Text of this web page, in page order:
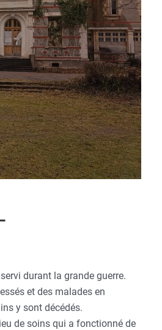
durant la grande guerre.
et des malades en
y sont décédés.
de soins qui a fonctionné de